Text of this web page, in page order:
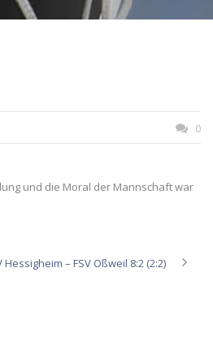
0
und die Moral der Mannschaft war
Hessigheim – FSV Oßweil 8:2 (2:2)